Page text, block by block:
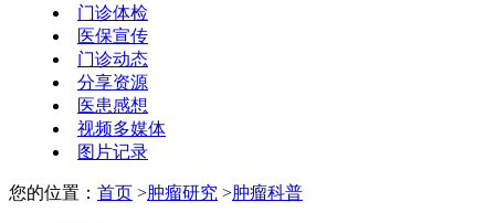
门诊体检
医保宣传
门诊动态
分享资源
医患感想
视频多媒体
图片记录
您的位置： 首页 >肿瘤研究 >肿瘤科普